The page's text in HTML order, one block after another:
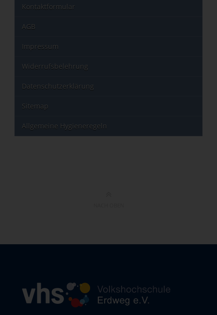
Kontaktformular
AGB
Impressum
Widerrufsbelehrung
Datenschutzerklärung
Sitemap
Allgemeine Hygieneregeln